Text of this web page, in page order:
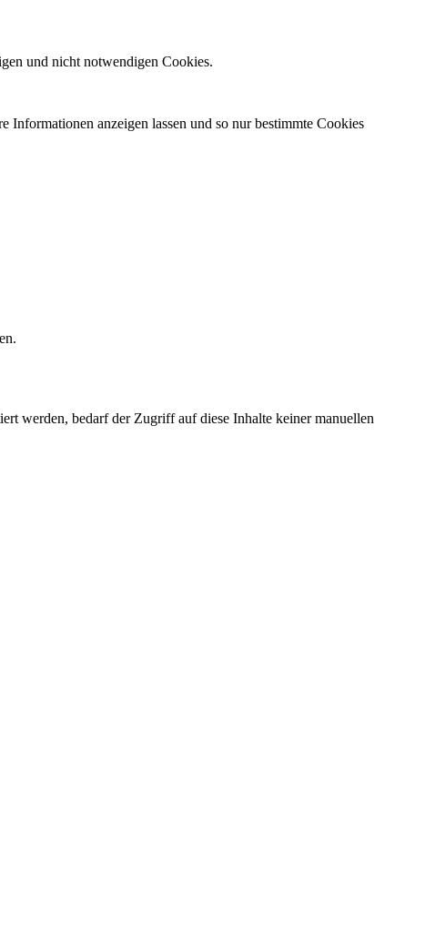
und nicht notwendigen Cookies.
anzeigen lassen und so nur bestimmte Cookies
werden, bedarf der Zugriff auf diese Inhalte keiner manuellen